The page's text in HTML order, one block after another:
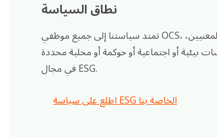
نطاق السياسة
تمتد سياستنا إلى جميع موظفي OCS، والمواقع العالمية، والشركاء التجاريين المعنيين،
بيئية أو اجتماعية أو حوكمة أو محلية محددة
في مجال ESG.
اطلع على سياسة ESG الخاصة بنا